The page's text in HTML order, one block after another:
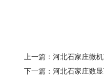
上一篇： 河北石家庄微
下一篇： 河北石家庄数